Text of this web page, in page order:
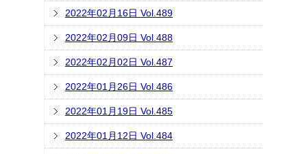
2022年02月16日 Vol.489
2022年02月09日 Vol.488
2022年02月02日 Vol.487
2022年01月26日 Vol.486
2022年01月19日 Vol.485
2022年01月12日 Vol.484